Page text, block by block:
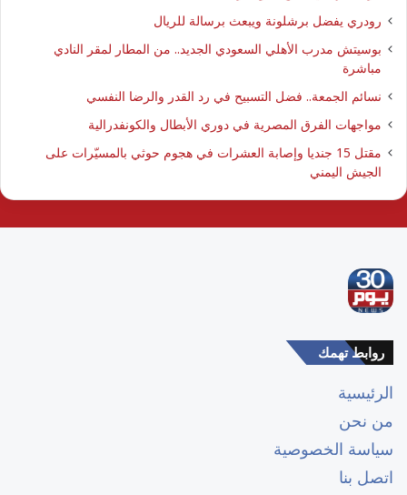
رودري يفضل برشلونة ويبعث برسالة للريال
بوسيتش مدرب الأهلي السعودي الجديد.. من المطار لمقر النادي
مباشرة
نسائم الجمعة.. فضل التسبيح في رد القدر والرضا النفسي
مواجهات الفرق المصرية في دوري الأبطال والكونفدرالية
مقتل 15 جنديا وإصابة العشرات في هجوم حوثي بالمسيّرات على
الجيش اليمني
روابط تهمك
الرئيسية
من نحن
سياسة الخصوصية
اتصل بنا